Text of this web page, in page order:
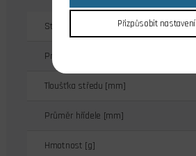
Stoupání [m]
Průměr vrtule [mm]
Tloušťka středu [mm]
Průměr hřídele [mm]
Hmotnost [g]
Přizpůsobit nastavení